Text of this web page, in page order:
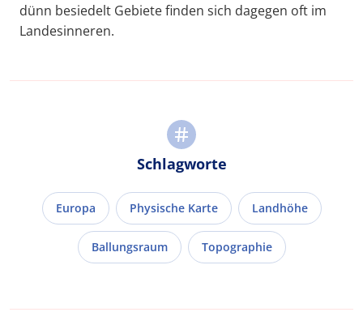
dünn besiedelt Gebiete finden sich dagegen oft im
Landesinneren.
Schlagworte
Europa Physische Karte Landhöhe
Ballungsraum Topographie